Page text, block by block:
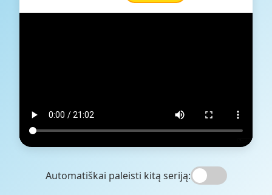
Automatiškai paleisti kitą seriją: